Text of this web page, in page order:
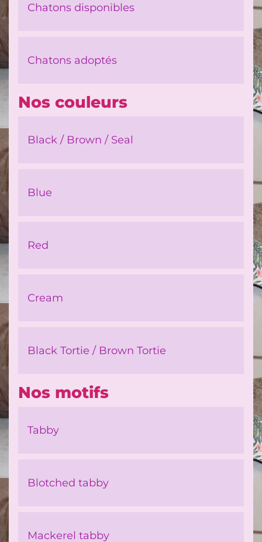
Chatons disponibles
Chatons adoptés
Nos couleurs
Black / Brown / Seal
Blue
Red
Cream
Black Tortie / Brown Tortie
Nos motifs
Tabby
Blotched tabby
Mackerel tabby